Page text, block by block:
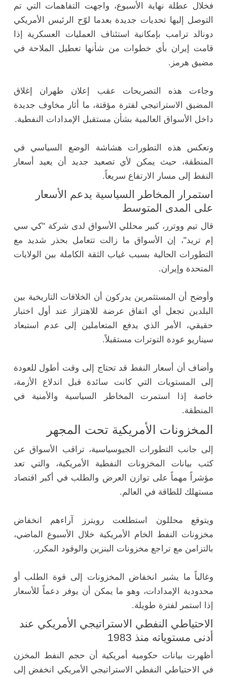
فخلال عطلة نهاية الأسبوع، واجهت التفاهمات التي تم
التوصل إليها تحديات جديدة بعدما لوّح الرئيس الأمريكي
دونالد ترامب بإمكانية استئناف العمليات العسكرية إذا
قامت إيران بأي خطوات من شأنها تعطيل الملاحة في
مضيق هرمز.
وجاءت هذه التصريحات عقب إعلان طهران إغلاق
المضيق الاستراتيجي لفترة مؤقتة، ما أثار مخاوف جديدة
داخل الأسواق العالمية بشأن مستقبل الإمدادات النفطية.
وتعكس هذه التطورات هشاشة الوضع السياسي في
المنطقة، حيث يمكن لأي تصعيد جديد أن يعيد أسعار
النفط إلى مسار الارتفاع سريعاً.
استمرار المخاطر السياسية يدعم الأسعار
على المدى المتوسط
قال تيم ووترر، كبير محللي الأسواق لدى شركة "كي سي
إم تريد"، إن الأسواق ما زالت تتعامل بحذر شديد مع
التطورات الحالية بسبب غياب الثقة الكاملة بين الولايات
المتحدة وإيران.
وأوضح أن المستثمرين يدركون أن الخلافات التاريخية بين
البلدين تجعل أي اتفاق عرضة للاهتزاز عند أول اختبار
حقيقي، الأمر الذي يدفع المتعاملين إلى عدم استبعاد
سيناريو عودة التوترات مستقبلاً.
وأضاف أن أسعار النفط قد تحتاج إلى وقت أطول للعودة
إلى المستويات التي كانت سائدة قبل اندلاع الأزمة،
خاصة إذا استمرت المخاطر السياسية والأمنية في
المنطقة.
المخزونات الأمريكية تحت المجهر
إلى جانب التطورات الجيوسياسية، تراقب الأسواق عن
كثب بيانات المخزونات النفطية الأمريكية، والتي تعد
مؤشراً مهماً على توازن العرض والطلب في أكبر اقتصاد
مستهلك للطاقة في العالم.
ويتوقع محللون استطلعت رويترز آراءهم انخفاض
مخزونات النفط الخام الأمريكية خلال الأسبوع الماضي،
بالتزامن مع تراجع مخزونات البنزين والوقود المكرر.
وغالباً ما يشير انخفاض المخزونات إلى قوة الطلب أو
محدودية الإمدادات، وهو ما يمكن أن يوفر دعماً للأسعار
إذا استمر لفترة طويلة.
الاحتياطي النفطي الاستراتيجي الأمريكي عند
أدنى مستوياته منذ 1983
أظهرت بيانات حكومية أمريكية أن حجم النفط المخزن
في الاحتياطي النفطي الاستراتيجي الأمريكي انخفض إلى